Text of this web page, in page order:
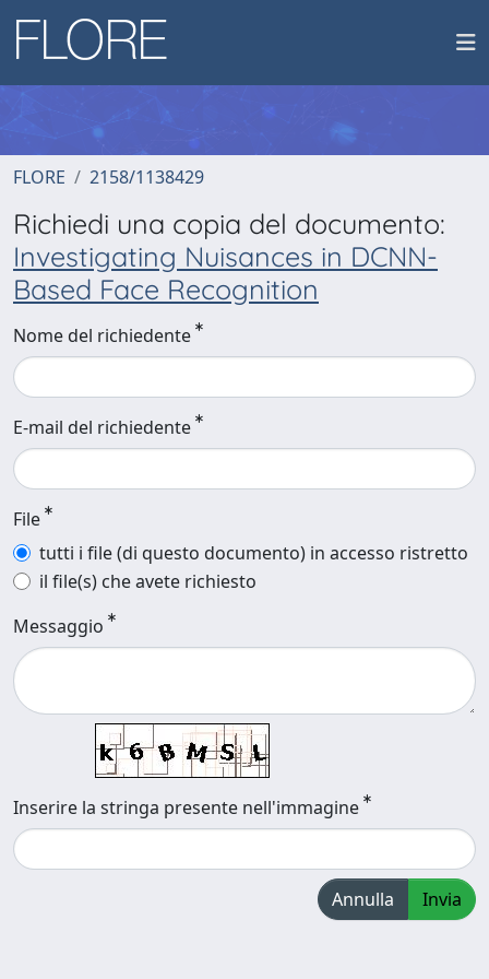
FLORE 2158/1138429
Richiedi una copia del documento:
Investigating Nuisances in DCNN-
Based Face Recognition
Nome del richiedente
E-mail del richiedente
File
tutti i file (di questo documento) in accesso ristretto
il file(s) che avete richiesto
Messaggio
Inserire la stringa presente nell'immagine
Annulla Invia